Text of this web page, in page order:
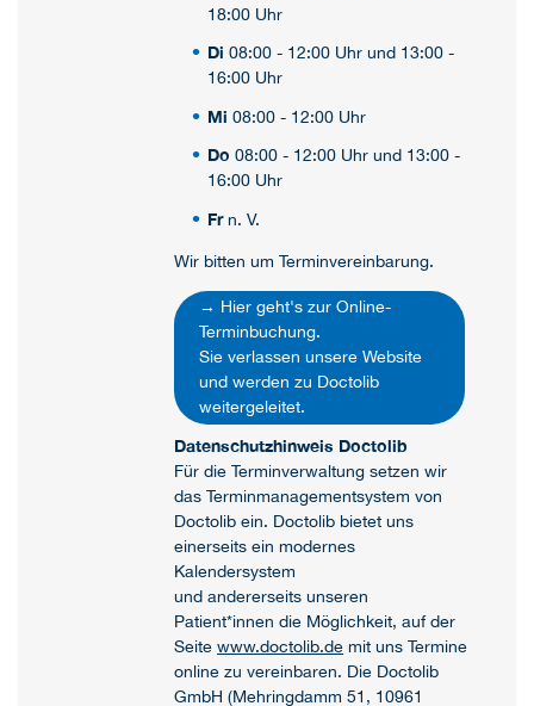
18:00 Uhr
Di 08:00 - 12:00 Uhr und 13:00 -
16:00 Uhr
Mi 08:00 - 12:00 Uhr
Do 08:00 - 12:00 Uhr und 13:00 -
16:00 Uhr
Frn. V.
Wir bitten um Terminvereinbarung.
→ Hier geht's zur Online-
Terminbuchung.
Sie verlassen unsere Website
und werden zu Doctolib
weitergeleitet.
Datenschutzhinweis Doctolib
Für die Terminverwaltung setzen wir
das Terminmanagementsystem von
Doctolib ein. Doctolib bietet uns
einerseits ein modernes
Kalendersystem
und andererseits unseren
Patient*innen die Möglichkeit, auf der
Seitewww.doctolib.de mit uns Termine
online zu vereinbaren. Die Doctolib
GmbH (Mehringdamm 51, 10961